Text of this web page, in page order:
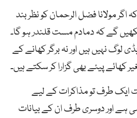
اگر مولانا فضل الرحمان کو نظر بند
گے کہ دمادم مست قلندر ہو گا۔
نہیں ہیں اور نہ برگر کھانے کے
کھائے پیئے بھی گزارا کر سکتے ہیں۔
ایک طرف تو مذاکرات کے لیے
اور دوسری طرف ان کے بیانات